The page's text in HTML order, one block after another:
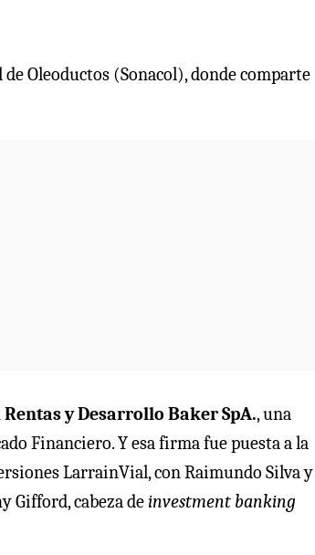
Oleoductos (Sonacol), donde comparte
Rentas y Desarrollo Baker SpA., una
Financiero. Y esa firma fue puesta a la
LarrainVial, con Raimundo Silva y
Gifford, cabeza deinvestment banking